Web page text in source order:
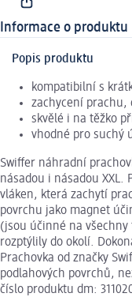
Informace o produktu
Popis produktu
kompatibilní s
zachycení prachu,
skvělé i na těžko
vhodné pro suchý
Swiffer náhradní
násadou i násadou XXL.
vláken, která zachytí
povrchu jako magnet
(jsou účinné na
rozptýlily do okolí.
Prachovka od značky
podlahových povrchů,
číslo produktu dm: